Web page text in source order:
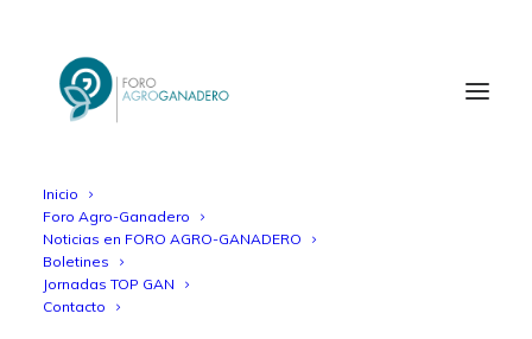
Inicio
Foro Agro-Ganadero
Noticias en FORO AGRO-GANADERO
Boletines
Jornadas TOP GAN
Contacto